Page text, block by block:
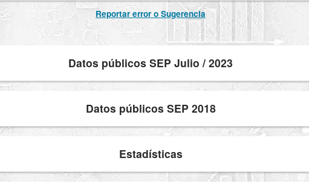
Reportar error o Sugerencia
Datos públicos SEP Julio / 2023
Datos públicos SEP 2018
Estadísticas